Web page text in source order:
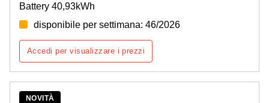
Battery 40,93kWh
disponibile per settimana: 46/2026
Accedi per visualizzare i prezzi
NOVITÀ